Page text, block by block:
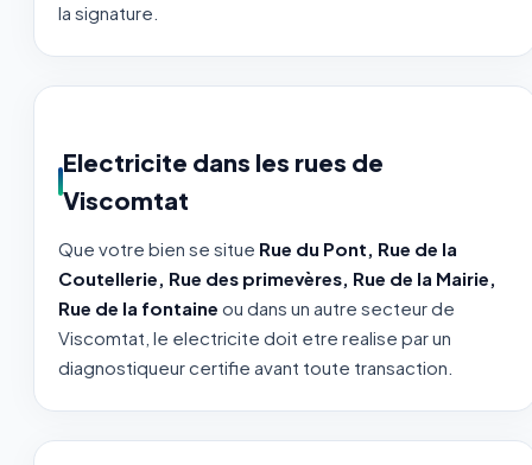
la signature.
Electricite dans les rues de
Viscomtat
Que votre bien se situe Rue du Pont, Rue de la
Coutellerie, Rue des primevères, Rue de la Mairie,
Rue de la fontaine ou dans un autre secteur de
Viscomtat, le electricite doit etre realise par un
diagnostiqueur certifie avant toute transaction.